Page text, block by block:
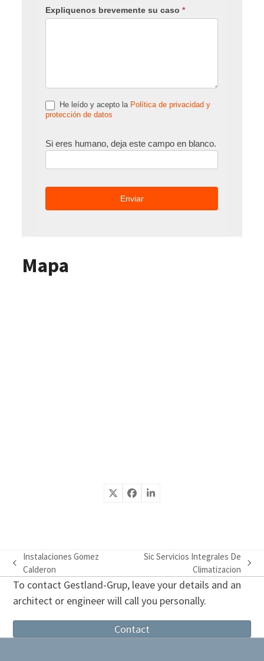
Expliquenos brevemente su caso*
He leído y acepto la Política de privacidad y
protección de datos
Si eres humano, deja este campo en blanco.
Mapa
previous
post:
Instalaciones Gomez
Calderon
post:
Sic Servicios Integrales De
Climatizacion
To contact Gestland-Grup, leave your details and an
architect or engineer will call you personally.
Contact